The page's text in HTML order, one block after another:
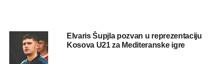
Elvaris Šupjla pozvan u reprezentaciju
Kosova U21 za Mediteranske igre